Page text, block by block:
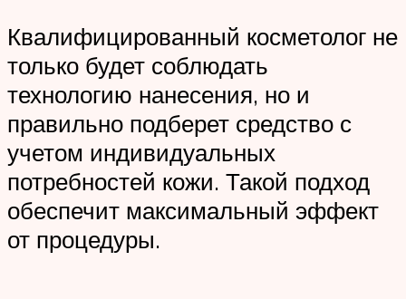
Квалифицированный косметолог не
только будет соблюдать
технологию нанесения, но и
правильно подберет средство с
учетом индивидуальных
потребностей кожи. Такой подход
обеспечит максимальный эффект
от процедуры.